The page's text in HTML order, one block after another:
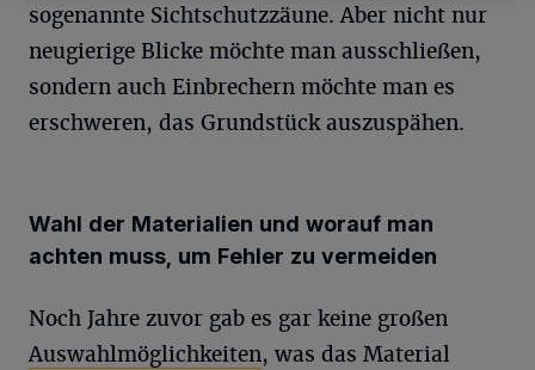
sogenannte Sichtschutzzäune. Aber nicht nur
neugierige Blicke möchte man ausschließen,
sondern auch Einbrechern möchte man es
erschweren, das Grundstück auszuspähen.
Wahl der Materialien und worauf man
achten muss, um Fehler zu vermeiden
Noch Jahre zuvor gab es gar keine großen
Auswahlmöglichkeiten, was das Material